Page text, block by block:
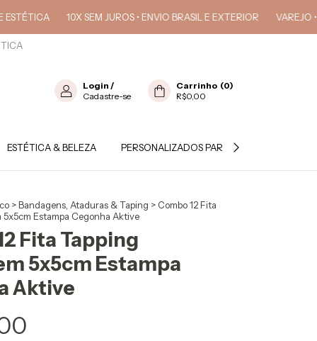
10X SEM JUROS • ENVIO BRASIL E EXTERIOR VAREJO • ATACADO
Login /
Cadastre-se
Carrinho (0)
R$0,00
ESTÉTICA & BELEZA PERSONALIZADOS PARA PROFISSIONAL
> Bandagens, Ataduras & Taping > Combo 12 Fita
5x5cm Estampa Cegonha Aktive
Fita Tapping
5x5cm Estampa
Aktive